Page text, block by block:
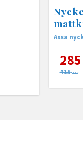
Assa
285
415 SEK